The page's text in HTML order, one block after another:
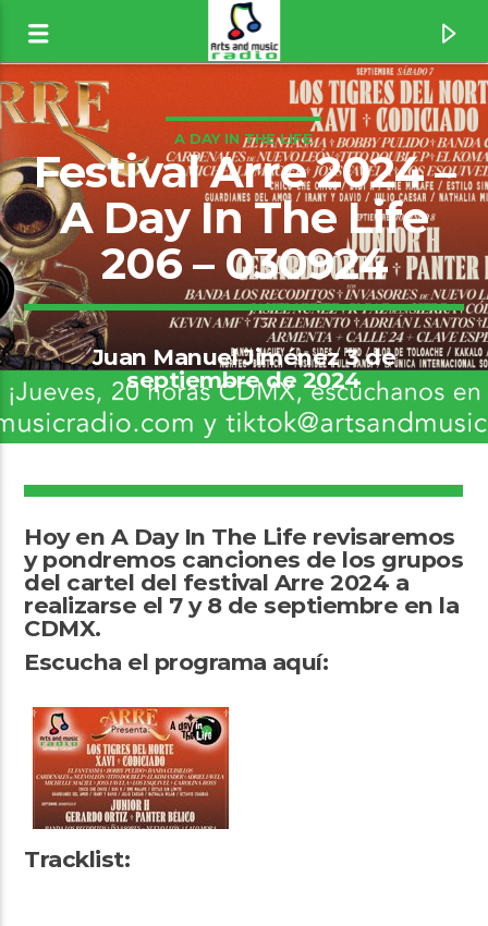
Canción actual
Beautiful Freak [1weh]
A DAY IN THE LIFE
Festival Arre 2024 –
A Day In The Life
206 – 030924
Juan Manuel Jiménez 3 de
septiembre de 2024
Hoy en A Day In The Life revisaremos
y pondremos canciones de los grupos
del cartel del festival Arre 2024 a
realizarse el 7 y 8 de septiembre en la
CDMX.
Escucha el programa aquí:
Tracklist: